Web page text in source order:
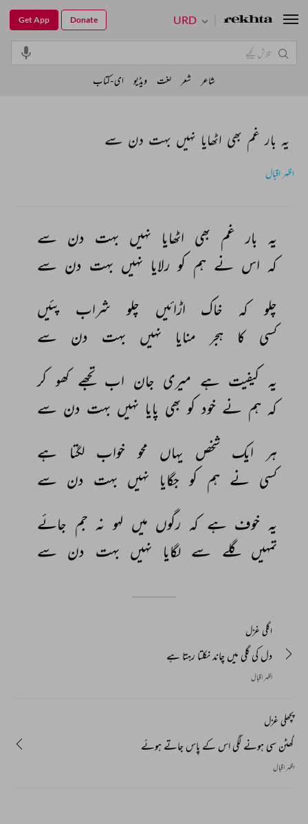
یہ بار غم بھی اٹھایا نہیں بہت دن سے
اظہر اقبال
یہ بار غم بھی اٹھایا نہیں بہت دن سے
کہ اس نے ہم کو رلایا نہیں بہت دن سے
چلو
کہ خاک اڑائیں چلو شراب
پئیں
کسی
کا ہجر منایا نہیں بہت دن
سے
یہ کیفیت ہے میری جان اب تجھے کھو کر
کہ ہم نے خود کو بھی پایا نہیں بہت دن سے
ہر
ایک شخص یہاں محو خواب لگتا
ہے
کسی نے ہم کو جگایا نہیں بہت دن سے
یہ خوف ہے کہ رگوں میں لہو نہ جم جائے
تمہیں گلے سے لگایا نہیں بہت دن سے
اگلی غزل
دل کی گلی میں چاند نکلتا رہتا ہے
اظہر اقبال
پچھلی غزل
گھٹن سی ہونے لگی اس کے پاس جاتے ہوئے
اظہر اقبال
URD
Get App Donate
شاعر شعر لغت ویڈیو ای-کتاب